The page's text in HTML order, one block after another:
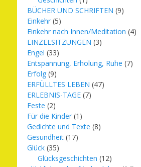
BÜCHER UND SCHRIFTEN (9)
Einkehr (5)
Einkehr nach Innen/Meditation (4)
EINZELSITZUNGEN (3)
Engel (33)
Entspannung, Erholung, Ruhe (7)
Erfolg (9)
ERFÜLLTES LEBEN (47)
ERLEBNIS-TAGE (7)
Feste (2)
Für die Kinder (1)
Gedichte und Texte (8)
Gesundheit (17)
Glück (35)
Glücksgeschichten (12)